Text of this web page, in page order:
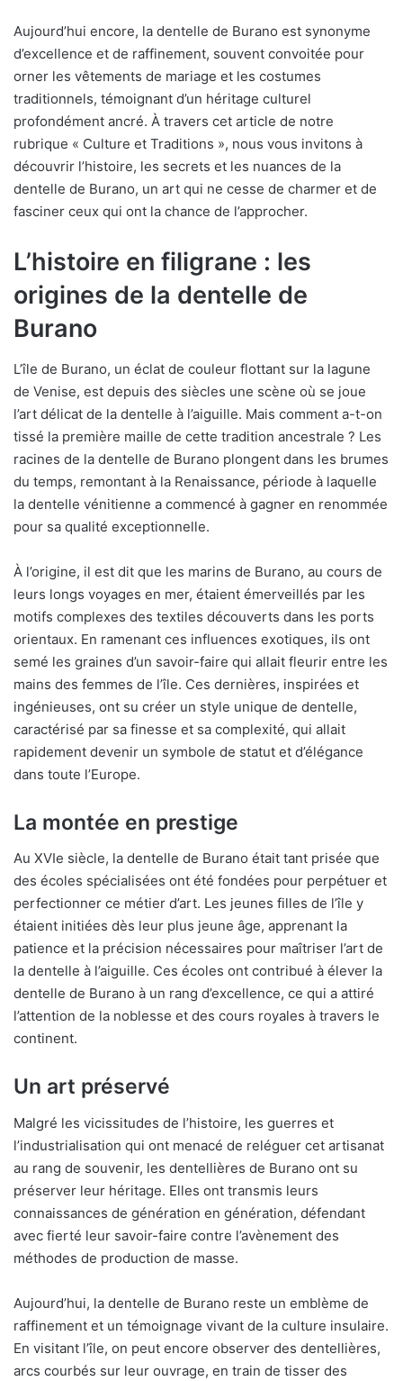
Aujourd’hui encore, la dentelle de Burano est synonyme
d’excellence et de raffinement, souvent convoitée pour
orner les vêtements de mariage et les costumes
traditionnels, témoignant d’un héritage culturel
profondément ancré. À travers cet article de notre
rubrique « Culture et Traditions », nous vous invitons à
découvrir l’histoire, les secrets et les nuances de la
dentelle de Burano, un art qui ne cesse de charmer et de
fasciner ceux qui ont la chance de l’approcher.
L’histoire en filigrane : les
origines de la dentelle de
Burano
L’île de Burano, un éclat de couleur flottant sur la lagune
de Venise, est depuis des siècles une scène où se joue
l’art délicat de la dentelle à l’aiguille. Mais comment a-t-on
tissé la première maille de cette tradition ancestrale ? Les
racines de la dentelle de Burano plongent dans les brumes
du temps, remontant à la Renaissance, période à laquelle
la dentelle vénitienne a commencé à gagner en renommée
pour sa qualité exceptionnelle.
À l’origine, il est dit que les marins de Burano, au cours de
leurs longs voyages en mer, étaient émerveillés par les
motifs complexes des textiles découverts dans les ports
orientaux. En ramenant ces influences exotiques, ils ont
semé les graines d’un savoir-faire qui allait fleurir entre les
mains des femmes de l’île. Ces dernières, inspirées et
ingénieuses, ont su créer un style unique de dentelle,
caractérisé par sa finesse et sa complexité, qui allait
rapidement devenir un symbole de statut et d’élégance
dans toute l’Europe.
La montée en prestige
Au XVIe siècle, la dentelle de Burano était tant prisée que
des écoles spécialisées ont été fondées pour perpétuer et
perfectionner ce métier d’art. Les jeunes filles de l’île y
étaient initiées dès leur plus jeune âge, apprenant la
patience et la précision nécessaires pour maîtriser l’art de
la dentelle à l’aiguille. Ces écoles ont contribué à élever la
dentelle de Burano à un rang d’excellence, ce qui a attiré
l’attention de la noblesse et des cours royales à travers le
continent.
Un art préservé
Malgré les vicissitudes de l’histoire, les guerres et
l’industrialisation qui ont menacé de reléguer cet artisanat
au rang de souvenir, les dentellières de Burano ont su
préserver leur héritage. Elles ont transmis leurs
connaissances de génération en génération, défendant
avec fierté leur savoir-faire contre l’avènement des
méthodes de production de masse.
Aujourd’hui, la dentelle de Burano reste un emblème de
raffinement et un témoignage vivant de la culture insulaire.
En visitant l’île, on peut encore observer des dentellières,
arcs courbés sur leur ouvrage, en train de tisser des